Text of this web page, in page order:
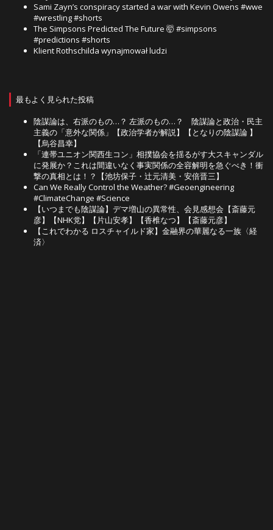
Sami Zayn’s conspiracy started a war with Kevin Owens #wwe
#wrestling #shorts
The Simpsons Predicted The Future 🤯 #simpsons
#predictions #shorts
Klient Rothschilda wynajmował ludzi
最もよく見られた投稿
陰謀論は、右派のもの…？ 左派のもの…？ 陰謀論と政治・民主
主義の「意外な関係」【政治学者が解説】【となりの陰謀論 】
【烏谷昌幸】
「連帯ユニオン関西生コン」相撲協会を揺るがす大スキャンダル
に発展か？これは間違いなく事実関係の全容解明を急ぐべき！衝
撃の真相とは！？【池坊保子・辻元清美・安倍晋三】
Can We Really Control the Weather? #Geoengineering
#ClimateChange #Science
【いつまでも陰謀論】デマ増山の異常性、会見感想会【斎藤元
彦】【NHK党】【片山安孝】【香椎なつ】【斎藤元彦】
【これでわかる ロスチャイルド家】金融界の華麗なる一族〈経
済〉